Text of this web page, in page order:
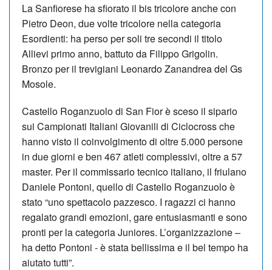
La Sanfiorese ha sfiorato il bis tricolore anche con
Pietro Deon, due volte tricolore nella categoria
Esordienti: ha perso per soli tre secondi il titolo
Allievi primo anno, battuto da Filippo Grigolin.
Bronzo per il trevigiani Leonardo Zanandrea del Gs
Mosole.
Castello Roganzuolo di San Fior è sceso il sipario
sui Campionati Italiani Giovanili di Ciclocross che
hanno visto il coinvolgimento di oltre 5.000 persone
in due giorni e ben 467 atleti complessivi, oltre a 57
master. Per il commissario tecnico italiano, il friulano
Daniele Pontoni, quello di Castello Roganzuolo è
stato “uno spettacolo pazzesco. I ragazzi ci hanno
regalato grandi emozioni, gare entusiasmanti e sono
pronti per la categoria Juniores. L’organizzazione –
ha detto Pontoni - è stata bellissima e il bel tempo ha
aiutato tutti”.